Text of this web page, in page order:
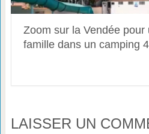
Zoom sur la Vendée pour
famille dans un camping
LAISSER UN